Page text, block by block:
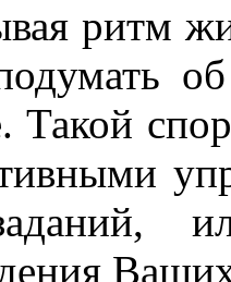
ритм
Такой